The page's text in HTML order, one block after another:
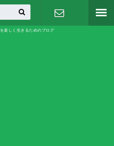
楽しく生きるためのブログ